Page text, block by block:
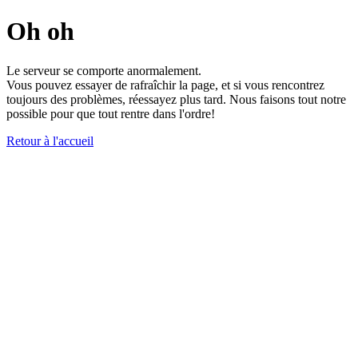
Oh oh
Le serveur se comporte anormalement.
Vous pouvez essayer de rafraîchir la page, et si vous rencontrez
toujours des problèmes, réessayez plus tard. Nous faisons tout notre
possible pour que tout rentre dans l'ordre!
Retour à l'accueil